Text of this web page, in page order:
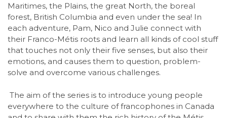
Maritimes, the Plains, the great North, the boreal
forest, British Columbia and even under the sea! In
each adventure, Pam, Nico and Julie connect with
their Franco-Métis roots and learn all kinds of cool stuff
that touches not only their five senses, but also their
emotions, and causes them to question, problem-
solve and overcome various challenges.
The aim of the series is to introduce young people
everywhere to the culture of francophones in Canada